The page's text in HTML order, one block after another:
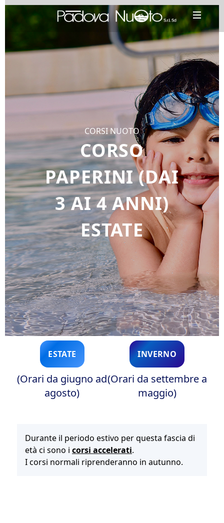
CORSI NUOTO
CORSO
PAPERINI (DAI
3 AI 4 ANNI)
ESTATE
ESTATE
(Orari da giugno ad
agosto)
INVERNO
(Orari da settembre a
maggio)
Durante il periodo estivo per questa fascia di
età ci sono i corsi accelerati.
I corsi normali riprenderanno in autunno.